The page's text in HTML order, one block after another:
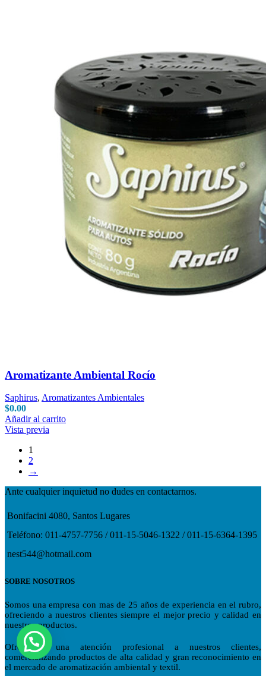
Aromatizante Ambiental Rocío
Saphirus, Aromatizantes Ambientales
$0.00
Añadir al carrito
Vista previa
1
2
→
Ante cualquier inquietud no dudes en contactarnos.
Bonifacini 4080, Santos Lugares
Teléfono: 011-4757-7756 / 011-15-5046-1322 / 011-15-6364-1395
nest544@hotmail.com
SOBRE NOSOTROS
Somos una empresa con mas de 25 años de experiencia en el rubro,
ofreciendo a nuestros clientes siempre el mejor precio y calidad en
nuestros productos.
Ofrecemos una atención profesional a nuestros clientes,
comercializando productos de alta calidad y gran reconocimiento en
el mercado de aromatización ambiental y textil.